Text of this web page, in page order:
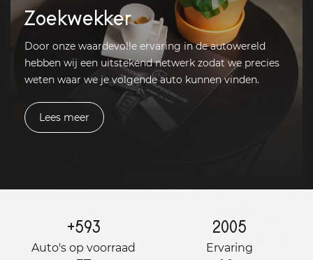
Zoekwekker
Door onze waardevolle ervaring in de autowereld
hebben wij een uitstekend netwerk zodat we precies
weten waar we je volgende auto kunnen vinden.
Lees meer
+593
Auto's op voorraad
2005
Ervaring